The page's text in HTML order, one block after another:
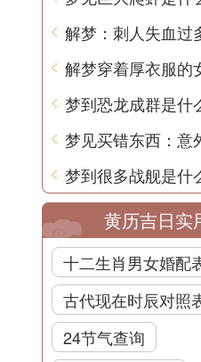
解梦：刺人失血过
黄历吉日实
十二生肖男女婚配
古代现在时辰对照
24节气查询